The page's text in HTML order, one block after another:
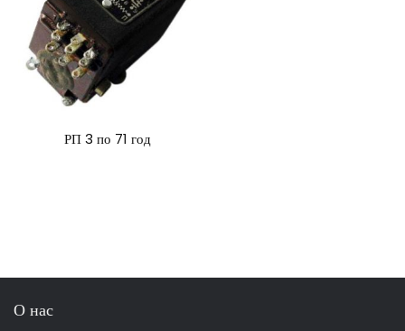
РП 3 по 71 год
О нас